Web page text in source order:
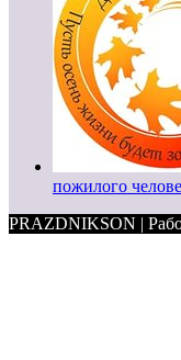
пожилого
PRAZDNIKSON |